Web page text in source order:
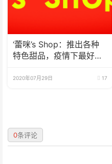
‘蕾咪’s Shop：推出各种
特色甜品，疫情下最好的
2020年07月29日 17
0条评论